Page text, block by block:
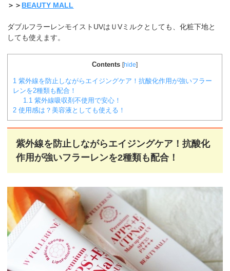
＞＞ BEAUTY MALL
ダブルフラーレンモイストUVはＵVミルクとしても、化粧下地と
しても使えます。
Contents [hide]
1 紫外線を防止しながらエイジングケア！抗酸化作用が強いフラー
レンを2種類も配合！
1.1 紫外線吸収剤不使用で安心！
2 使用感は？美容液としても使える！
紫外線を防止しながらエイジングケア！抗酸化
作用が強いフラーレンを2種類も配合！